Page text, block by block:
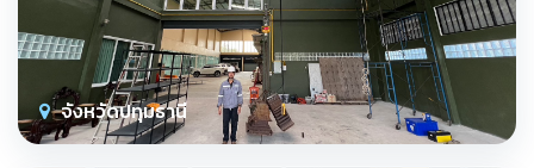
จังหวัดปทุมธานี